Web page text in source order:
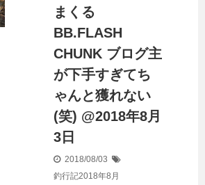
まくる
BB.FLASH
CHUNK ブログ主
が下手すぎてち
ゃんと獲れない
(笑) @2018年8月
3日
2018/08/03
釣行記2018年8月